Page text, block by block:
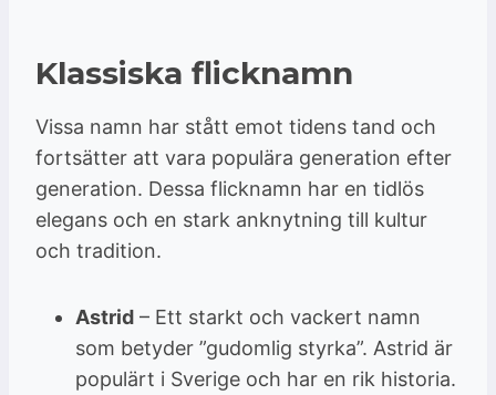
Klassiska flicknamn
Vissa namn har stått emot tidens tand och
fortsätter att vara populära generation efter
generation. Dessa flicknamn har en tidlös
elegans och en stark anknytning till kultur
och tradition.
Astrid – Ett starkt och vackert namn
som betyder ”gudomlig styrka”. Astrid är
populärt i Sverige och har en rik historia.